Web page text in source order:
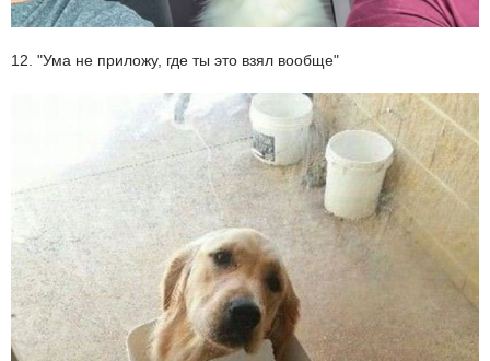
12. "Ума не приложу, где ты это взял вообще"